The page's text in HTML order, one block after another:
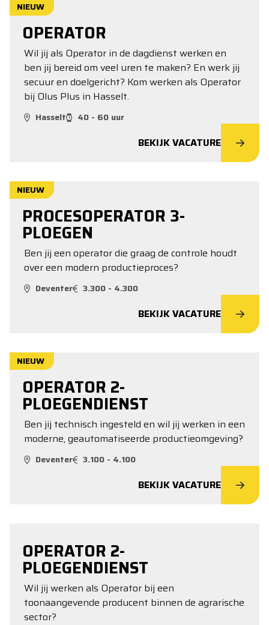
NIEUW
OPERATOR
Wil jij als Operator in de dagdienst werken en
ben jij bereid om veel uren te maken? En werk jij
secuur en doelgericht? Kom werken als Operator
bij Olus Plus in Hasselt.
Hasselt 40 - 60 uur
BEKIJK VACATURE
NIEUW
PROCESOPERATOR 3-
PLOEGEN
Ben jij een operator die graag de controle houdt
over een modern productieproces?
Deventer 3.300 - 4.300
BEKIJK VACATURE
NIEUW
OPERATOR 2-
PLOEGENDIENST
Ben jij technisch ingesteld en wil jij werken in een
moderne, geautomatiseerde productieomgeving?
Deventer 3.100 - 4.100
BEKIJK VACATURE
OPERATOR 2-
PLOEGENDIENST
Wil jij werken als Operator bij een
toonaangevende producent binnen de agrarische
sector?